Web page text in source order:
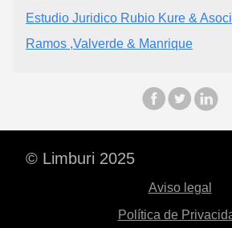
Estudio Juridico Rubio Kure &
Ramos ,Valverde & Manrique
© Limburi 2025
Aviso legal
Política de